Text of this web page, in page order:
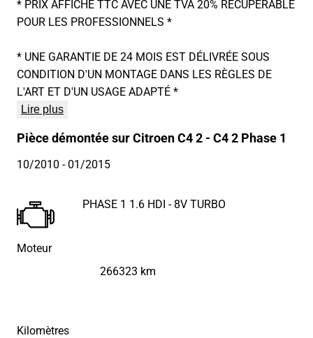
* PRIX AFFICHÉ TTC AVEC UNE TVA 20% RECUPERABLE
POUR LES PROFESSIONNELS *
* UNE GARANTIE DE 24 MOIS EST DÉLIVRÉE SOUS
CONDITION D'UN MONTAGE DANS LES RÈGLES DE
L'ART ET D'UN USAGE ADAPTÉ *
Lire plus
Pièce démontée sur Citroen C4 2 - C4 2 Phase 1
10/2010 - 01/2015
Moteur
PHASE 1 1.6 HDI - 8V TURBO
Kilomètres
266323 km